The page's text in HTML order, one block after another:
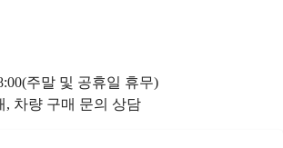
주말 및 공휴일 휴무)
, 차량 구매 문의 상담